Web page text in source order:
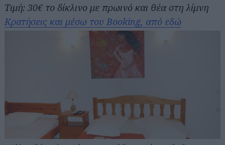
Τιμή: 30€ το δίκλινο με πρωινό και θέα στη λίμνη
Κρατήσεις και μέσω του Booking, από εδώ